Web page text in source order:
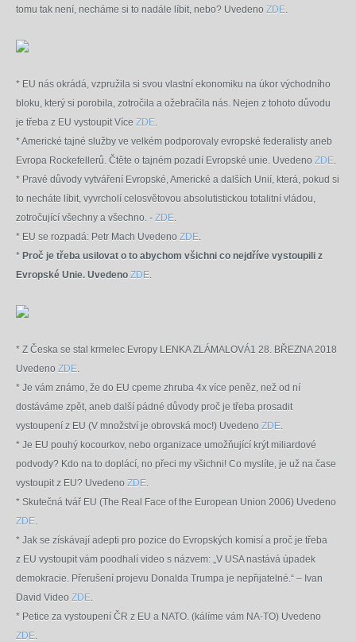
tomu tak není, necháme si to nadále líbit, nebo? Uvedeno ZDE.
* EU nás okrádá, vzpružila si svou vlastní ekonomiku na úkor východního
bloku, který si porobila, zotročila a ožebračila nás. Nejen z tohoto důvodu
je třeba z EU vystoupit Více ZDE.
* Americké tajné služby ve velkém podporovaly evropské federalisty aneb
Evropa Rockefellerů. Čtěte o tajném pozadí Evropské unie. Uvedeno ZDE.
* Pravé důvody vytváření Evropské, Americké a dalších Unií, která, pokud si
to necháte líbit, vyvrcholí celosvětovou absolutistickou totalitní vládou,
zotročující všechny a všechno. - ZDE.
* EU se rozpadá: Petr Mach Uvedeno ZDE.
* Proč je třeba usilovat o to abychom všichni co nejdříve vystoupili z
Evropské Unie. Uvedeno ZDE.
* Z Česka se stal krmelec Evropy LENKA ZLÁMALOVÁ1 28. BŘEZNA 2018
Uvedeno ZDE.
* Je vám známo, že do EU cpeme zhruba 4x více peněz, než od ní
dostáváme zpět, aneb další pádné důvody proč je třeba prosadit
vystoupení z EU (V množství je obrovská moc!) Uvedeno ZDE.
* Je EU pouhý kocourkov, nebo organizace umožňující krýt miliardové
podvody? Kdo na to doplácí, no přeci my všichni! Co myslíte, je už na čase
vystoupit z EU? Uvedeno ZDE.
* Skutečná tvář EU (The Real Face of the European Union 2006) Uvedeno
ZDE.
* Jak se získávají adepti pro pozice do Evropských komisí a proč je třeba
z EU vystoupit vám poodhalí video s názvem: „V USA nastává úpadek
demokracie. Přerušení projevu Donalda Trumpa je nepřijatelné.“ – Ivan
David Video ZDE.
* Petice za vystoupení ČR z EU a NATO. (kálíme vám NA-TO) Uvedeno
ZDE.